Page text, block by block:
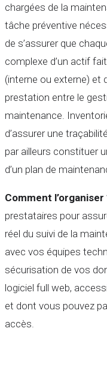
chargées de la
tâche préventive
de s’assurer que
complexe d’un actif fait
(interne ou externe) et
prestation entre le
maintenance.
d’assurer une
par ailleurs constituer
d’un plan de
Comment l’organiser
prestataires pour
réel du suivi de la
avec vos équipes
sécurisation de vos
logiciel full web,
et dont vous pouvez
accès.